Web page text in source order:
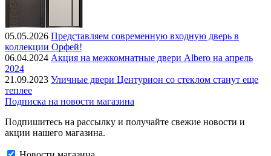
05.05.2026 Представляем современную входную дверь в
коллекции Орфей!
06.04.2024 Акция на межкомнатные двери Albero на апрель
2024
21.09.2023 Уличные двери Центурион со стеклом станут еще
теплее
Подписка на новости магазина
Подпишитесь на рассылку и получайте свежие новости и
акции нашего магазина.